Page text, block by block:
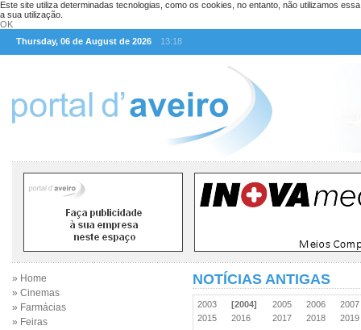
Este site utiliza determinadas tecnologias, como os cookies, no entanto, não utilizamos
a sua utilização.
OK
Thursday, 06 de August de 2026
13:18
» Home
» Cinemas
» Farmácias
» Feiras
NOTÍCIAS ANTIGAS
2003 [2004] 2005 2006
2015
2016 2017 2018